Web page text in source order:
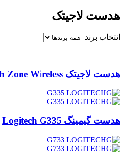
هدست لاجیتک
انتخاب برند
هدست لاجیتک Logitech Zone Wireless
هدست گیمینگ Logitech G335